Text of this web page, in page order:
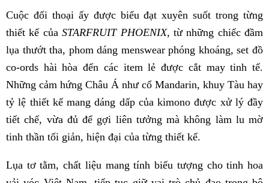
Cuộc đối thoại ấy được biểu đạt xuyên suốt trong từng
thiết kế củaSTARFRUIT PHOENIX, từ những chiếc đầm
lụa thướt tha, phom dáng menswear phóng khoáng, set đồ
co-ords hài hòa đến các item lẻ được cắt may tinh tế.
Những cảm hứng Châu Á như cổ Mandarin, khuy Tàu hay
tỷ lệ thiết kế mang dáng dấp của kimono được xử lý đầy
tiết chế, vừa đủ để gợi liên tưởng mà không làm lu mờ
tinh thần tối giản, hiện đại của từng thiết kế.
​​Lụa tơ tằm, chất liệu mang tính biểu tượng cho tinh hoa